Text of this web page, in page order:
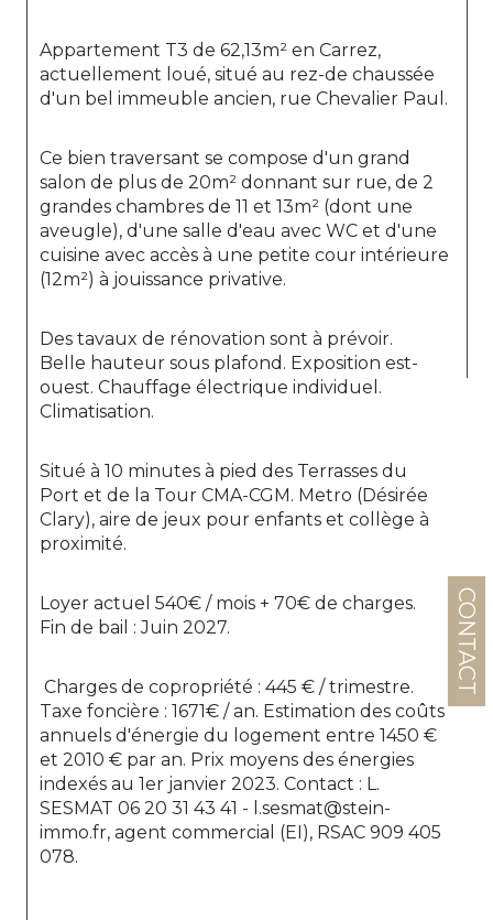
CONTACT
Appartement T3 de 62,13m² en Carrez,
actuellement loué, situé au rez-de chaussée
d'un bel immeuble ancien, rue Chevalier Paul.
Ce bien traversant se compose d'un grand
salon de plus de 20m² donnant sur rue, de 2
grandes chambres de 11 et 13m² (dont une
aveugle), d'une salle d'eau avec WC et d'une
cuisine avec accès à une petite cour intérieure
(12m²) à jouissance privative.
Des tavaux de rénovation sont à prévoir.
Belle hauteur sous plafond. Exposition est-
ouest. Chauffage électrique individuel.
Climatisation.
Situé à 10 minutes à pied des Terrasses du
Port et de la Tour CMA-CGM. Metro (Désirée
Clary), aire de jeux pour enfants et collège à
proximité.
Loyer actuel 540€ / mois + 70€ de charges.
Fin de bail : Juin 2027.
Taxe foncière : 1671€ / an. Estimation des coûts
annuels d'énergie du logement entre 1450 €
et 2010 € par an. Prix moyens des énergies
indexés au 1er janvier 2023. Contact : L.
SESMAT 06 20 31 43 41 - l.sesmat@stein-
immo.fr, agent commercial (EI), RSAC 909 405
078.